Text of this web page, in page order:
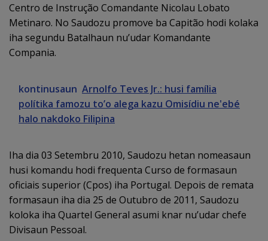
Centro de Instrução Comandante Nicolau Lobato
Metinaro. No Saudozu promove ba Capitão hodi kolaka
iha segundu Batalhaun nu’udar Komandante
Compania.
kontinusaun Arnolfo Teves Jr.: husi família
polítika famozu to’o alega kazu Omisídiu ne'ebé
halo nakdoko Filipina
Iha dia 03 Setembru 2010, Saudozu hetan nomeasaun
husi komandu hodi frequenta Curso de formasaun
oficiais superior (Cpos) iha Portugal. Depois de remata
formasaun iha dia 25 de Outubro de 2011, Saudozu
koloka iha Quartel General asumi knar nu’udar chefe
Divisaun Pessoal.